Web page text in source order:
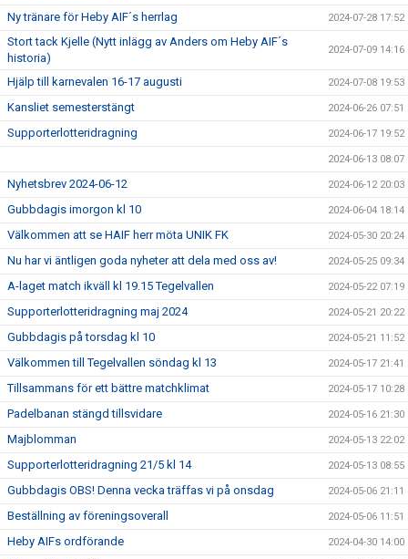
Ny tränare för Heby AIF´s herrlag 2024-07-28 17:52
Stort tack Kjelle (Nytt inlägg av Anders om Heby AIF´s
historia)
2024-07-09 14:16
Hjälp till karnevalen 16-17 augusti 2024-07-08 19:53
Kansliet semesterstängt 2024-06-26 07:51
Supporterlotteridragning 2024-06-17 19:52
2024-06-13 08:07
Nyhetsbrev 2024-06-12 2024-06-12 20:03
Gubbdagis imorgon kl 10 2024-06-04 18:14
Välkommen att se HAIF herr möta UNIK FK 2024-05-30 20:24
Nu har vi äntligen goda nyheter att dela med oss av! 2024-05-25 09:34
A-laget match ikväll kl 19.15 Tegelvallen 2024-05-22 07:19
Supporterlotteridragning maj 2024 2024-05-21 20:22
Gubbdagis på torsdag kl 10 2024-05-21 11:52
Välkommen till Tegelvallen söndag kl 13 2024-05-17 21:41
Tillsammans för ett bättre matchklimat 2024-05-17 10:28
Padelbanan stängd tillsvidare 2024-05-16 21:30
Majblomman 2024-05-13 22:02
Supporterlotteridragning 21/5 kl 14 2024-05-13 08:55
Gubbdagis OBS! Denna vecka träffas vi på onsdag 2024-05-06 21:11
Beställning av föreningsoverall 2024-05-06 11:51
Heby AIFs ordförande 2024-04-30 14:00